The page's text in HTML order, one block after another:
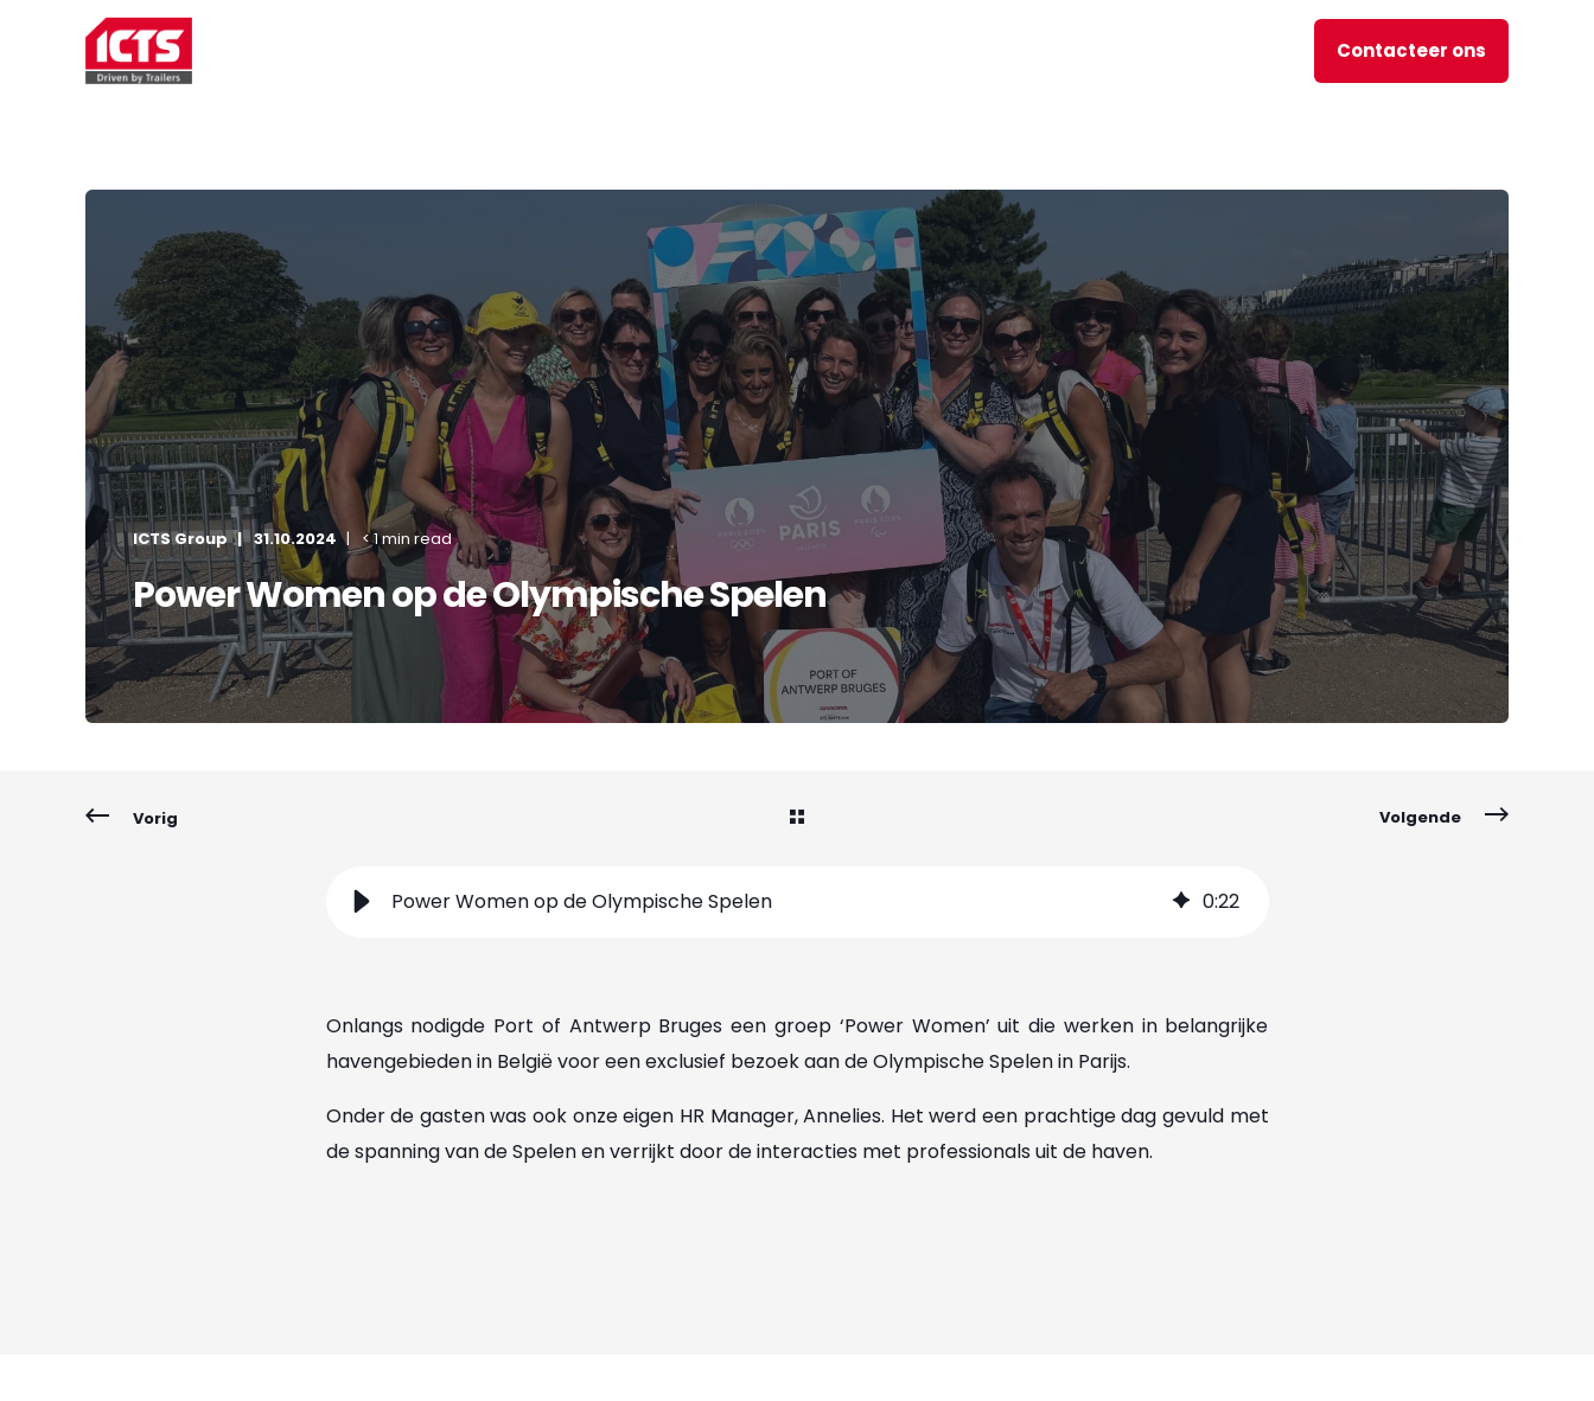
Contacteer ons
ICTS Group 31.10.2024 < 1 min read
Power Women op de Olympische Spelen
Vorig Volgende
Power Women op de Olympische Spelen 0:22
Onlangs nodigde Port of Antwerp Bruges een groep ‘Power Women’ uit die werken in belangrijke
havengebieden in België voor een exclusief bezoek aan de Olympische Spelen in Parijs.
Onder de gasten was ook onze eigen HR Manager, Annelies. Het werd een prachtige dag gevuld met
de spanning van de Spelen en verrijkt door de interacties met professionals uit de haven.